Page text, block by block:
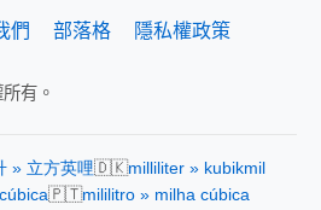
們 部落格 隱私權政策
有。
» 立方英哩🇩🇰milliliter » kubikmil
🇵🇹mililitro » milha cúbica